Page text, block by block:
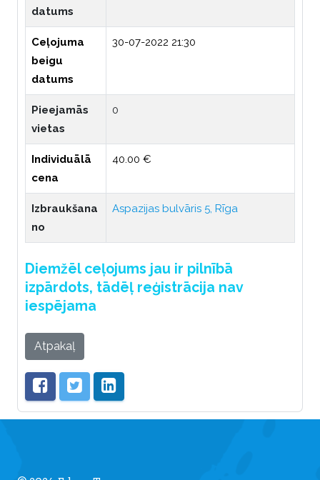
datums
Ceļojuma
beigu
datums
30-07-2022 21:30
Pieejamās
vietas
0
Individuālā
cena
40.00 €
Izbraukšana
no
Aspazijas bulvāris 5, Rīga
Diemžēl ceļojums jau ir pilnībā
izpārdots, tādēļ reģistrācija nav
iespējama
Atpakaļ